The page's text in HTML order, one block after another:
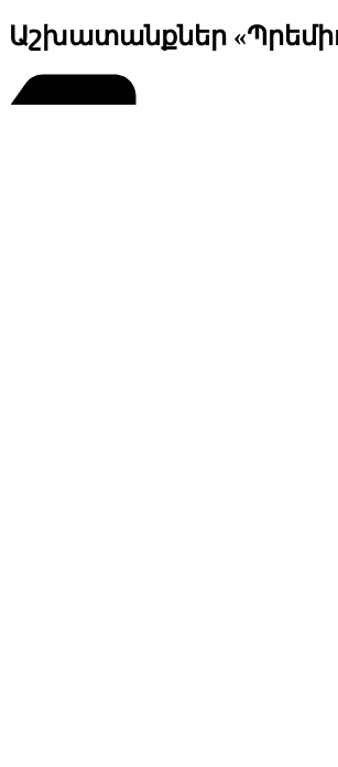
Աշխատանքներ